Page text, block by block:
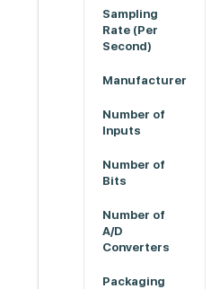
Sampling
Rate (Per
Second)
Manufacturer
Number of
Inputs
Number of
Bits
Number of
A/D
Converters
Packaging